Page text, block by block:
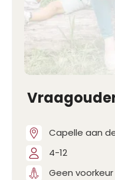
Vraagouder
Capelle aan
4-12
Geen voorkeur